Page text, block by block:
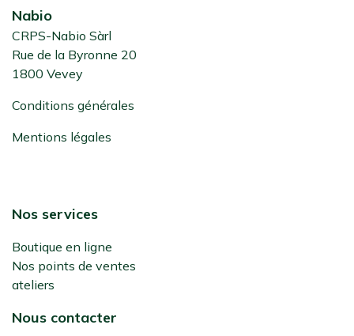
Nabio
CRPS-Nabio Sàrl
Rue de la Byronne 20
1800 Vevey
Conditions générales
Mentions légales
Nos services
Boutique en ligne
Nos points de ventes
ateliers
Nous contacter